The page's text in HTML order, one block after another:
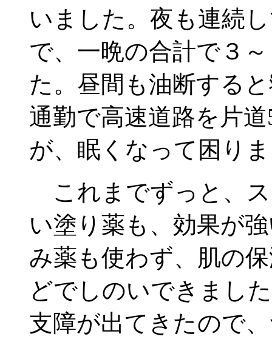
いました。夜も連続
で、一晩の合計で３
た。昼間も油断する
通勤で高速道路を片
が、眠くなって困り
これまでずっと、
い塗り薬も、効果が
み薬も使わず、肌の
どでしのいできまし
支障が出てきたので